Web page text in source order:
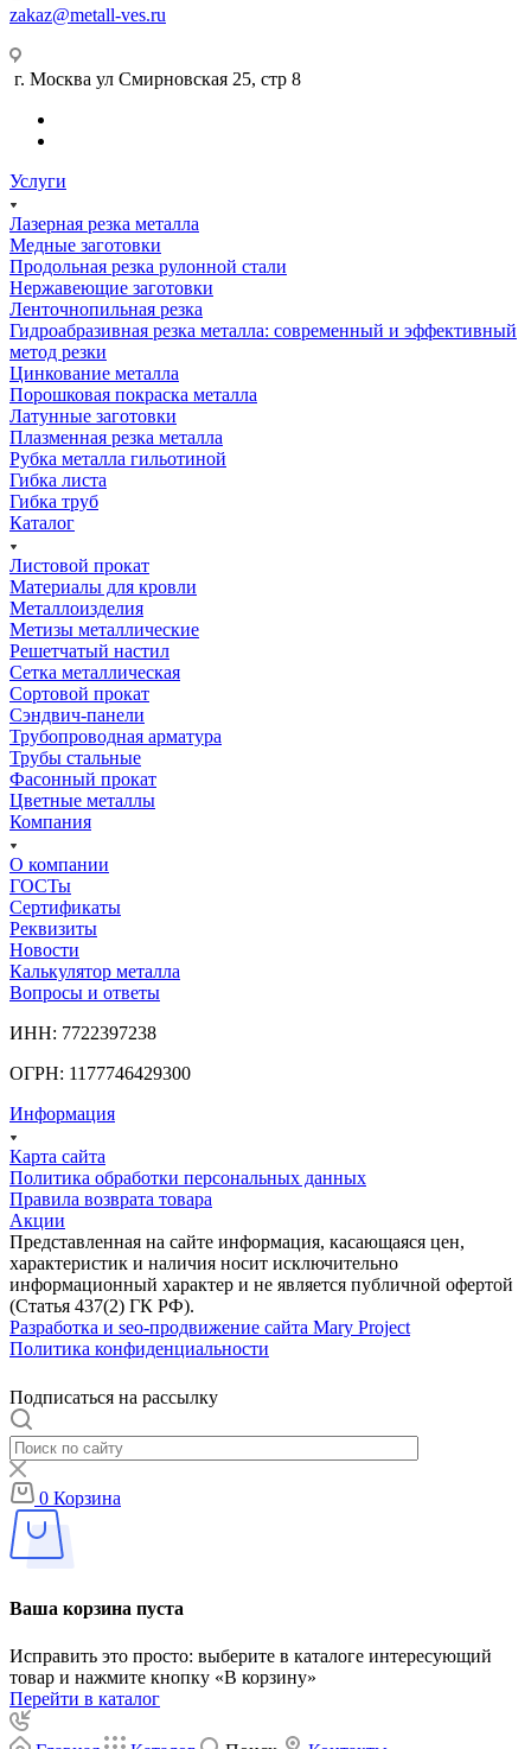
zakaz@metall-ves.ru
г. Москва ул Смирновская 25, стр 8
Услуги
Лазерная резка металла
Медные заготовки
Продольная резка рулонной стали
Нержавеющие заготовки
Ленточнопильная резка
Гидроабразивная резка металла: современный и эффективный
метод резки
Цинкование металла
Порошковая покраска металла
Латунные заготовки
Плазменная резка металла
Рубка металла гильотиной
Гибка листа
Гибка труб
Каталог
Листовой прокат
Материалы для кровли
Металлоизделия
Метизы металлические
Решетчатый настил
Сетка металлическая
Сортовой прокат
Сэндвич-панели
Трубопроводная арматура
Трубы стальные
Фасонный прокат
Цветные металлы
Компания
О компании
ГОСТы
Сертификаты
Реквизиты
Новости
Калькулятор металла
Вопросы и ответы
ИНН: 7722397238
ОГРН: 1177746429300
Информация
Карта сайта
Политика обработки персональных данных
Правила возврата товара
Акции
Представленная на сайте информация, касающаяся цен,
характеристик и наличия носит исключительно
информационный характер и не является публичной офертой
(Статья 437(2) ГК РФ).
Разработка и seo-продвижение сайта Mary Project
Политика конфиденциальности
Подписаться на рассылку
0 Корзина
Ваша корзина пуста
Исправить это просто: выберите в каталоге интересующий
товар и нажмите кнопку «В корзину»
Перейти в каталог